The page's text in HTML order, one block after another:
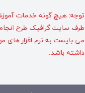
توجه: هیچ گونه خدمات
طرف سایت گرافیک طرح
می بایست به نرم افزار های
داشته باشد.